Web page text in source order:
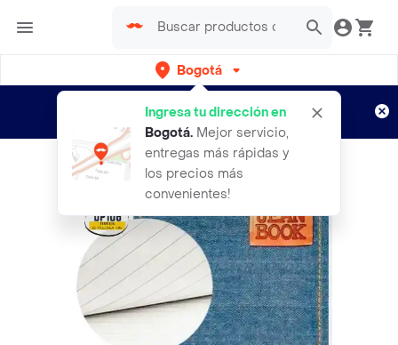
Bogotá
Ingresa tu dirección en
Bogotá. Mejor servicio,
entregas más rápidas y
los precios más
convenientes!
envíos gratis por semanas
Aplican TyC